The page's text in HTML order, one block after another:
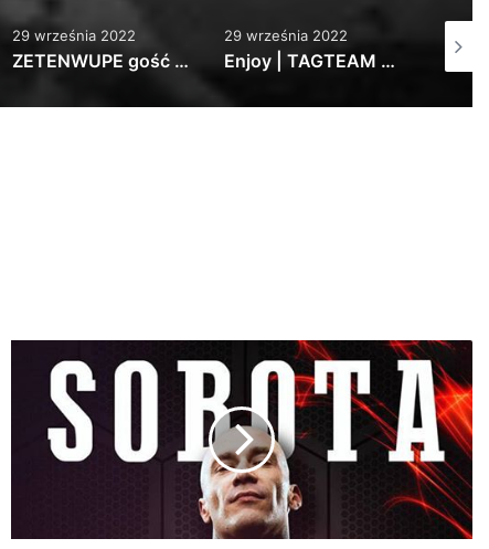
29 września 2022
Enjoy | TAGTEAM #pbb2022wildcard
29 września 2022
SPRAWDŹ ALBUM W STREAMIE: ZAMÓW WERSJ…
29